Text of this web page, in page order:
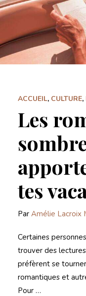
ACCUEIL, CULTURE,
Les
tes
Par Amélie Lacroix
Certaines
trouver des
préfèrent se
romantiques et
Pour …